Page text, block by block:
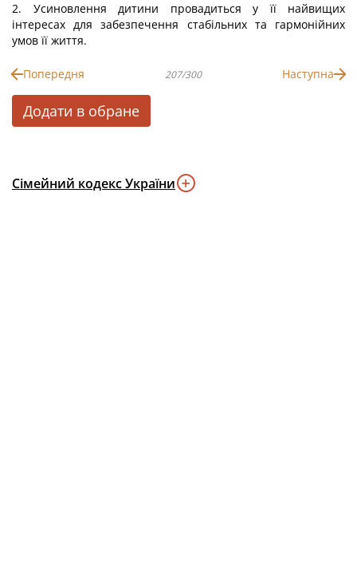
2. Усиновлення дитини провадиться у її найвищих
інтересах для забезпечення стабільних та гармонійних
умов її життя.
Попередня 207/300 Наступна
Додати в обране
Сімейний кодекс України